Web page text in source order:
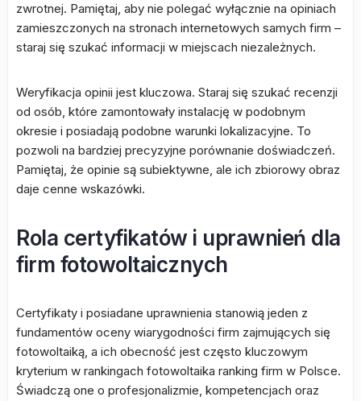
zwrotnej. Pamiętaj, aby nie polegać wyłącznie na opiniach
zamieszczonych na stronach internetowych samych firm –
staraj się szukać informacji w miejscach niezależnych.
Weryfikacja opinii jest kluczowa. Staraj się szukać recenzji
od osób, które zamontowały instalację w podobnym
okresie i posiadają podobne warunki lokalizacyjne. To
pozwoli na bardziej precyzyjne porównanie doświadczeń.
Pamiętaj, że opinie są subiektywne, ale ich zbiorowy obraz
daje cenne wskazówki.
Rola certyfikatów i uprawnień dla
firm fotowoltaicznych
Certyfikaty i posiadane uprawnienia stanowią jeden z
fundamentów oceny wiarygodności firm zajmujących się
fotowoltaiką, a ich obecność jest często kluczowym
kryterium w rankingach fotowoltaika ranking firm w Polsce.
Świadczą one o profesjonalizmie, kompetencjach oraz